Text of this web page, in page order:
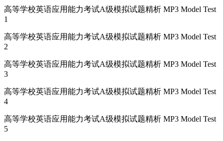
高等学校英语应用能力考试A级模拟试题精析 MP3 Model Test
1
高等学校英语应用能力考试A级模拟试题精析 MP3 Model Test
2
高等学校英语应用能力考试A级模拟试题精析 MP3 Model Test
3
高等学校英语应用能力考试A级模拟试题精析 MP3 Model Test
4
高等学校英语应用能力考试A级模拟试题精析 MP3 Model Test
5